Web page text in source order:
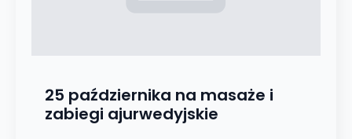
25 października na masaże i
zabiegi ajurwedyjskie